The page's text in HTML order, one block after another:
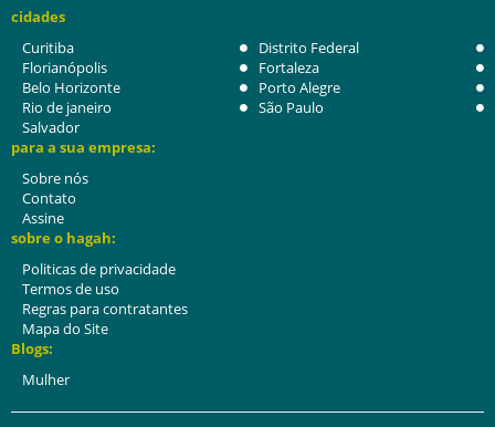
cidades
Curitiba
Distrito Federal
Florianópolis
Fortaleza
Belo Horizonte
Porto Alegre
Rio de janeiro
São Paulo
Salvador
para a sua empresa:
Sobre nós
Contato
Assine
sobre o hagah:
Politicas de privacidade
Termos de uso
Regras para contratantes
Mapa do Site
Blogs:
Mulher